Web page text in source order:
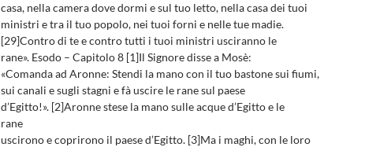
casa, nella camera dove dormi e sul tuo letto, nella casa dei tuoi
ministri e tra il tuo popolo, nei tuoi forni e nelle tue madie.
[29]Contro di te e contro tutti i tuoi ministri usciranno le
rane». Esodo – Capitolo 8 [1]Il Signore disse a Mosè:
«Comanda ad Aronne: Stendi la mano con il tuo bastone sui fiumi,
sui canali e sugli stagni e fà uscire le rane sul paese
d’Egitto!». [2]Aronne stese la mano sulle acque d’Egitto e le
rane
uscirono e coprirono il paese d’Egitto. [3]Ma i maghi, con le loro